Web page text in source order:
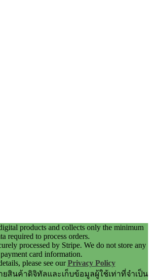
products and collects only the minimum
required to process orders.
processed by Stripe. We do not store any
payment card information.
please see ourPrivacy Policy
ายสินค้าดิจิทัลและเก็บข้อมูลผู้ใช้เท่าที่จำเป็น